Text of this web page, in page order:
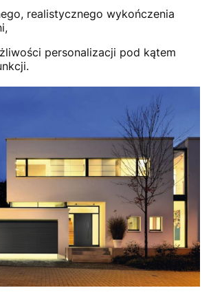
realistycznego wykończenia
personalizacji pod kątem